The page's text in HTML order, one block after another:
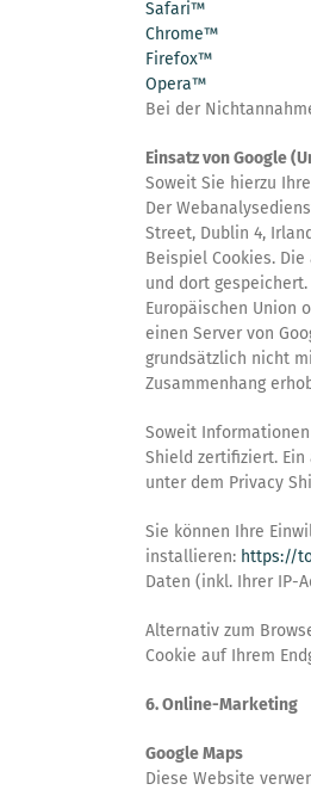
Safari™
Chrome™
Firefox™
Opera™
Bei der
Einsatz von Google
Soweit Sie hierzu
Der
Street, Dublin 4,
Beispiel Cookies.
und dort
Europäischen Union
einen Server von
grundsätzlich nicht
Zusammenhang
Soweit
Shield zertifiziert.
unter dem Privacy
Sie können Ihre
installieren: https://
Daten (inkl. Ihrer IP-
Alternativ zum
Cookie auf Ihrem
6. Online-Marketing
Google Maps
Diese Website